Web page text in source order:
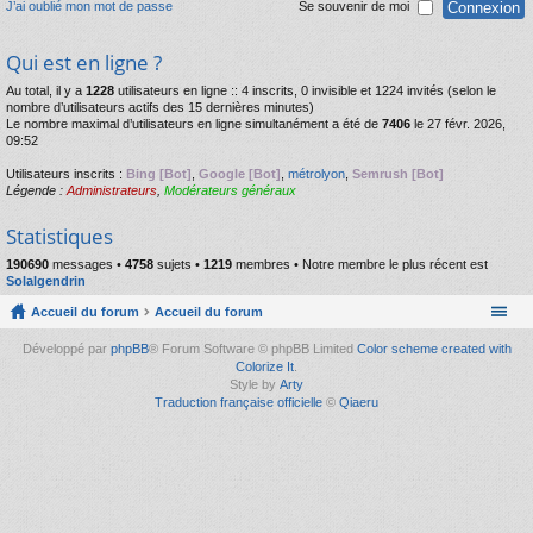
J’ai oublié mon mot de passe Se souvenir de moi
Qui est en ligne ?
Au total, il y a 1228 utilisateurs en ligne :: 4 inscrits, 0 invisible et 1224 invités (selon le
nombre d’utilisateurs actifs des 15 dernières minutes)
Le nombre maximal d’utilisateurs en ligne simultanément a été de 7406 le 27 févr. 2026,
09:52
Utilisateurs inscrits : Bing [Bot] Google [Bot] métrolyon Semrush [Bot]
Légende : Administrateurs Modérateurs généraux
Statistiques
190690 messages • 4758 sujets • 1219 membres • Notre membre le plus récent est
Solalgendrin
Accueil du forum Accueil du forum
Développé par phpBB® Forum Software © phpBB Limited Color scheme created with
Colorize It.
Style by Arty
Traduction française officielle © Qiaeru